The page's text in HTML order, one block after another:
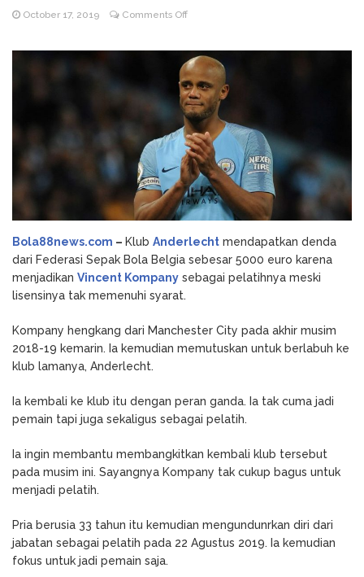
δοκιμάσετε
Auszahlungsleitfaden: Schritt-für-Schritt-
October 17, 2019 Comments Offon
gara
Vincent
Kompany,
Anderlecht
Kena
Denda
Rp78
Juta
Bola88news.com – Klub Anderlecht mendapatkan denda
dari Federasi Sepak Bola Belgia sebesar 5000 euro karena
menjadikan Vincent Kompany sebagai pelatihnya meski
lisensinya tak memenuhi syarat.
Kompany hengkang dari Manchester City pada akhir musim
2018-19 kemarin. Ia kemudian memutuskan untuk berlabuh ke
klub lamanya, Anderlecht.
Ia kembali ke klub itu dengan peran ganda. Ia tak cuma jadi
pemain tapi juga sekaligus sebagai pelatih.
Ia ingin membantu membangkitkan kembali klub tersebut
pada musim ini. Sayangnya Kompany tak cukup bagus untuk
menjadi pelatih.
Pria berusia 33 tahun itu kemudian mengundunrkan diri dari
jabatan sebagai pelatih pada 22 Agustus 2019. Ia kemudian
fokus untuk jadi pemain saja.